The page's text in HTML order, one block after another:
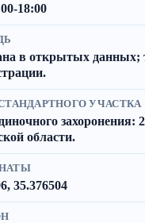
18:00
в открытых данных;
УЧАСТКА
захоронения:
области.
35.376504